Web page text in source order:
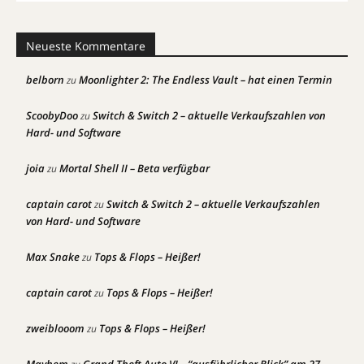
Neueste Kommentare
belborn zuMoonlighter 2: The Endless Vault – hat einen Termin
ScoobyDoozuSwitch & Switch 2 – aktuelle Verkaufszahlen von
Hard- und Software
joiazuMortal Shell II – Beta verfügbar
captain carotzuSwitch & Switch 2 – aktuelle Verkaufszahlen
von Hard- und Software
Max Snakezu Tops & Flops – Heißer!
captain carotzu Tops & Flops – Heißer!
zweiblooom zu Tops & Flops – Heißer!